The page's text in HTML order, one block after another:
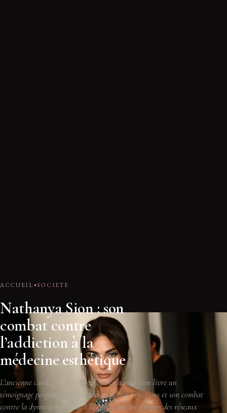
ACCUEIL SOCIETE
Nathanya Sion : son
combat contre
l’addiction à la
médecine esthétique
L'ancienne candidate de téléréalité Nathanya Sion livre un
témoignage poignant sur son addiction aux injections et son combat
contre la dysmorphophobie. Elle alerte sur les dangers des réseaux